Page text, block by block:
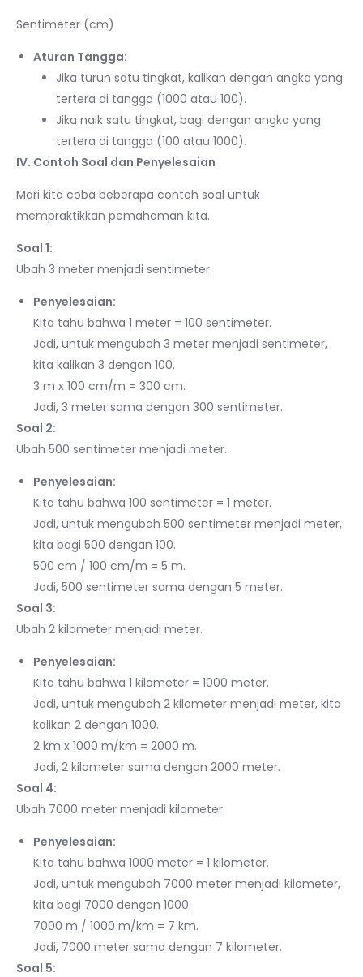
Sentimeter (cm)
Aturan Tangga:
Jika turun satu tingkat, kalikan dengan angka yang
tertera di tangga (1000 atau 100).
Jika naik satu tingkat, bagi dengan angka yang
tertera di tangga (100 atau 1000).
IV. Contoh Soal dan Penyelesaian
Mari kita coba beberapa contoh soal untuk
mempraktikkan pemahaman kita.
Soal 1:
Ubah 3 meter menjadi sentimeter.
Penyelesaian:
Kita tahu bahwa 1 meter = 100 sentimeter.
Jadi, untuk mengubah 3 meter menjadi sentimeter,
kita kalikan 3 dengan 100.
3 m x 100 cm/m = 300 cm.
Jadi, 3 meter sama dengan 300 sentimeter.
Soal 2:
Ubah 500 sentimeter menjadi meter.
Penyelesaian:
Kita tahu bahwa 100 sentimeter = 1 meter.
Jadi, untuk mengubah 500 sentimeter menjadi meter,
kita bagi 500 dengan 100.
500 cm / 100 cm/m = 5 m.
Jadi, 500 sentimeter sama dengan 5 meter.
Soal 3:
Ubah 2 kilometer menjadi meter.
Penyelesaian:
Kita tahu bahwa 1 kilometer = 1000 meter.
Jadi, untuk mengubah 2 kilometer menjadi meter, kita
kalikan 2 dengan 1000.
2 km x 1000 m/km = 2000 m.
Jadi, 2 kilometer sama dengan 2000 meter.
Soal 4:
Ubah 7000 meter menjadi kilometer.
Penyelesaian:
Kita tahu bahwa 1000 meter = 1 kilometer.
Jadi, untuk mengubah 7000 meter menjadi kilometer,
kita bagi 7000 dengan 1000.
7000 m / 1000 m/km = 7 km.
Jadi, 7000 meter sama dengan 7 kilometer.
Soal 5: